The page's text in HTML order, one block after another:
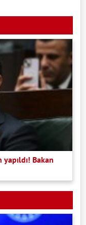
Bakan